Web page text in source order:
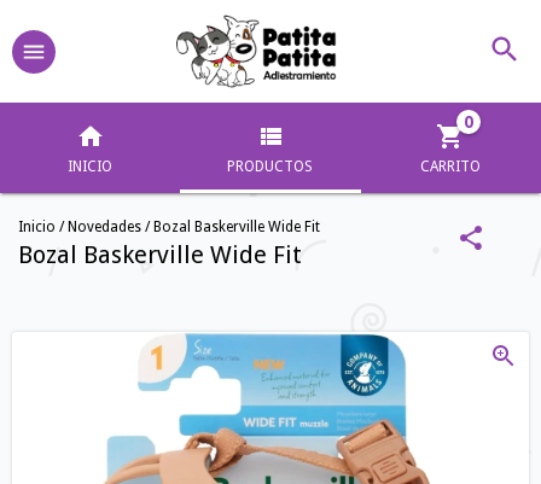
INICIO PRODUCTOS CARRITO
0
Inicio / Novedades / Bozal Baskerville Wide Fit
Bozal Baskerville Wide Fit